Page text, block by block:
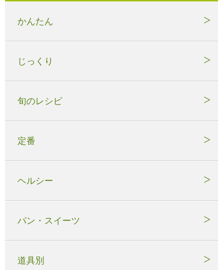
かんたん
じっくり
旬のレシピ
定番
ヘルシー
パン・スイーツ
道具別